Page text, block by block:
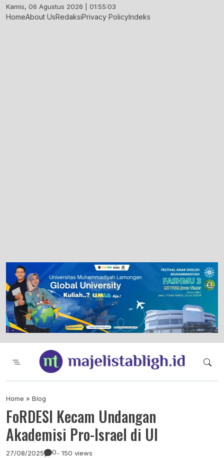
Skip
to
Kamis, 06 Agustus 2026 | 01:55:04
HomeAbout UsRedaksiPrivacy PolicyIndeks
Majelis Tabligh Muhammadiyah
Syiar Dakwah Islam Berkemajuan dan
Home » Blog
FoRDESI Kecam Undangan
Akademisi Pro-Israel di UI
27/08/2025 0- 150 views